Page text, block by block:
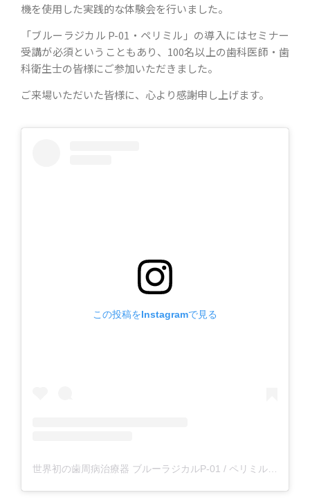
機を使用した実践的な体験会を行いました。
「ブルーラジカル P-01・ペリミル」の導入にはセミナー
受講が必須ということもあり、100名以上の歯科医師・歯
科衛生士の皆様にご参加いただきました。
ご来場いただいた皆様に、心より感謝申し上げます。
この投稿をInstagramで見る